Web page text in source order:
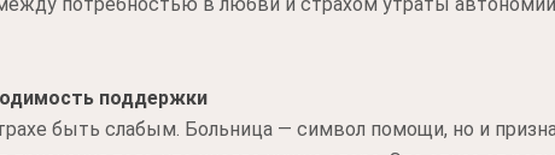
поддержки
быть слабым. Больница — символ помощи, но и